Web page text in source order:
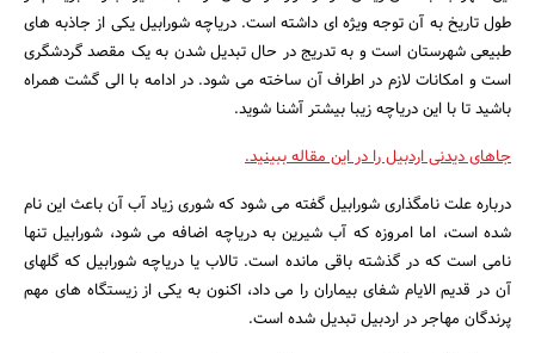
طول تاریخ به آن توجه ویژه ای داشته است. دریاچه شورابیل یکی از جاذبه های
طبیعی شهرستان است و به تدریج در حال تبدیل شدن به یک مقصد گردشگری
است و امکانات لازم در اطراف آن ساخته می شود. در ادامه با الی گشت همراه
باشید تا با این دریاچه زیبا بیشتر آشنا شوید.
جاهای دیدنی اردبیل را در این مقاله ببینید.
درباره علت نامگذاری شورابیل گفته می شود که شوری زیاد آب آن باعث این نام
شده است، اما امروزه که آب شیرین به دریاچه اضافه می شود، شورابیل تنها
نامی است که در گذشته باقی مانده است. تالاب یا دریاچه شورابیل که گلهای
آن در قدیم الایام شفای بیماران را می داد، اکنون به یکی از زیستگاه های مهم
پرندگان مهاجر در اردبیل تبدیل شده است.